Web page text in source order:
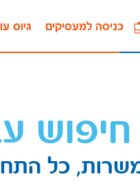
גיוס כניסה למעסיקים
חיפוש
כל